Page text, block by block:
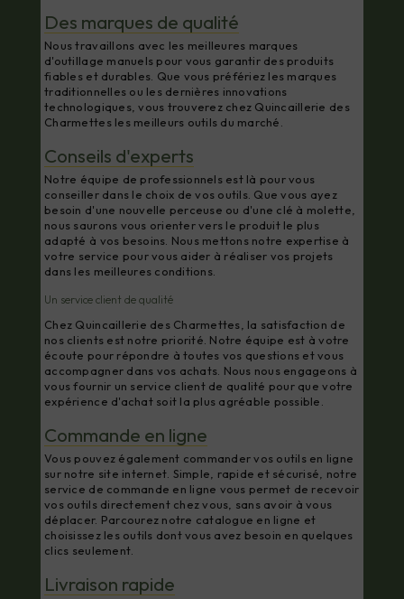
Des marques de qualité
Nous travaillons avec les meilleures marques
d'outillage manuels pour vous garantir des produits
fiables et durables. Que vous préfériez les marques
traditionnelles ou les dernières innovations
technologiques, vous trouverez chez Quincaillerie des
Charmettes les meilleurs outils du marché.
Conseils d'experts
Notre équipe de professionnels est là pour vous
conseiller dans le choix de vos outils. Que vous ayez
besoin d'une nouvelle perceuse ou d'une clé à molette,
nous saurons vous orienter vers le produit le plus
adapté à vos besoins. Nous mettons notre expertise à
votre service pour vous aider à réaliser vos projets
dans les meilleures conditions.
Un service client de qualité
Chez Quincaillerie des Charmettes, la satisfaction de
nos clients est notre priorité. Notre équipe est à votre
écoute pour répondre à toutes vos questions et vous
accompagner dans vos achats. Nous nous engageons à
vous fournir un service client de qualité pour que votre
expérience d'achat soit la plus agréable possible.
Commande en ligne
Vous pouvez également commander vos outils en ligne
sur notre site internet. Simple, rapide et sécurisé, notre
service de commande en ligne vous permet de recevoir
vos outils directement chez vous, sans avoir à vous
déplacer. Parcourez notre catalogue en ligne et
choisissez les outils dont vous avez besoin en quelques
clics seulement.
Livraison rapide